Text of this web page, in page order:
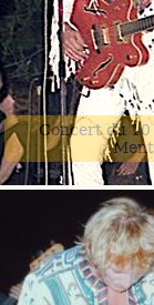
Concert du